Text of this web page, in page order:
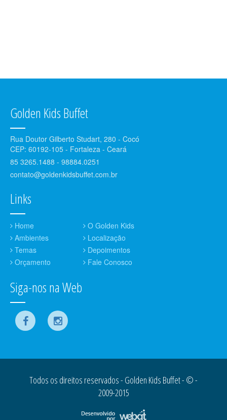
Golden Kids Buffet
Rua Doutor Gilberto Studart, 280 - Cocó
CEP: 60192-105 - Fortaleza - Ceará
85 3265.1488 - 98884.0251
contato@goldenkidsbuffet.com.br
Links
Home
O Golden Kids
Ambientes
Localização
Temas
Depoimentos
Orçamento
Fale Conosco
Siga-nos na Web
Todos os direitos reservados - Golden Kids Buffet - © -
2009-2015